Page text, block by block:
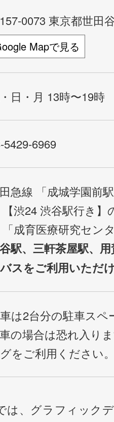
0073 東京都世田
Mapで見る
日・月 13時〜19時
5429-6969
急線 「成城学園前
渋24 渋谷駅行き】
成育医療研究セン
駅、三軒茶屋駅、
スをご利用いただ
は2台分の駐車ス
の場合は恐れ入り
をご利用ください
は、グラフィック